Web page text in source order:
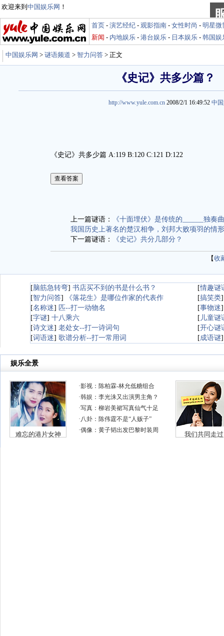
欢迎来到 中国娱乐网 ！
首页 - 演艺经纪 - 观影指南 - 女性时尚 - 明星微
新闻 - 内地娱乐 - 港台娱乐 - 日本娱乐 - 韩国娱
中国娱乐网 > 谜语频道 > 智力问答 > 正文
《史记》共多少篇？
http://www.yule.com.cn 2008/2/1 16:49:52 中
《史记》共多少篇 A:119 B:120 C:121 D:122
上一篇谜语：
《十面埋伏》是传统的______独
我国历史上著名的楚汉相争，刘邦大败项羽的情
下一篇谜语：
《史记》共分几部分？
【收
[脑筋急转弯] 书店买不到的书是什么书？ [情趣谜
[智力问答] 《落花生》是哪位作家的代表作 [搞笑类
[名称迷] 匹--打一动物名 [事物迷
[字谜] 十八乘六 [ 儿童谜
[诗文迷] 老处女--打一诗词句 [开心谜
[词语迷] 歌谱分析--打一常用词 [成语谜